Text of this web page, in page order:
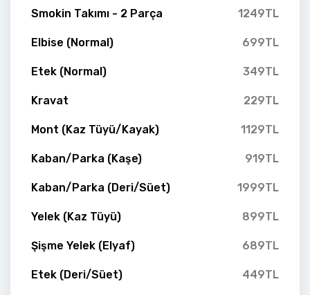
Smokin Takımı - 2 Parça 1249TL
Elbise (Normal) 699TL
Etek (Normal) 349TL
Kravat 229TL
Mont (Kaz Tüyü/Kayak) 1129TL
Kaban/Parka (Kaşe) 919TL
Kaban/Parka (Deri/Süet) 1999TL
Yelek (Kaz Tüyü) 899TL
Şişme Yelek (Elyaf) 689TL
Etek (Deri/Süet) 449TL